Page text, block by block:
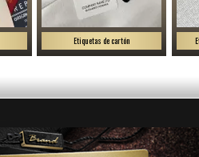
Etiquetas de cartón